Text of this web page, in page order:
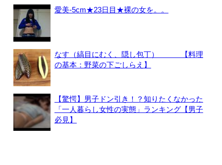
愛美-5cm★23日目★裸の女を。。
なす（縞目にむく、隠し包丁） 【料理
の基本：野菜の下ごしらえ】
【驚愕】男子ドン引き！？知りたくなかった
「一人暮らし女性の実態」ランキング【男子
必見】